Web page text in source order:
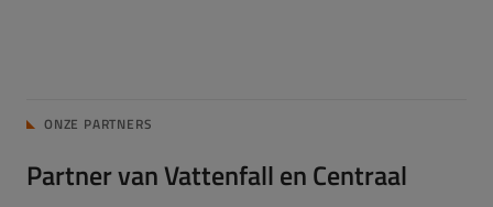
ONZE PARTNERS
Partner van Vattenfall en Centraal